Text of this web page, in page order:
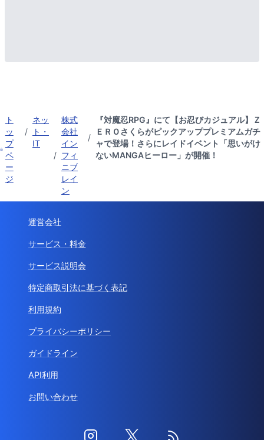
ト
ッ
プ
ペ
ー
ジ
/
ネッ
ト・
IT
/
株式
会社
イン
フィ
ニブ
レイ
ン
/
『対魔忍RPG』にて【お忍びカジュアル】Ｚ
ＥＲＯさくらがピックアッププレミアムガチ
ャで登場！さらにレイドイベント「思いがけ
ないMANGAヒーロー」が開催！
運営会社
サービス・料金
サービス説明会
特定商取引法に基づく表記
利用規約
プライバシーポリシー
ガイドライン
API利用
お問い合わせ